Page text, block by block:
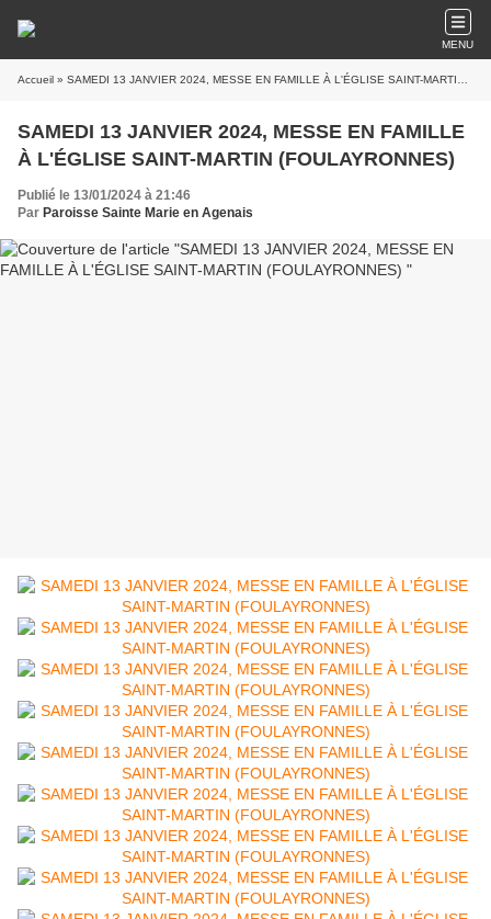
MENU
Accueil » SAMEDI 13 JANVIER 2024, MESSE EN FAMILLE À L'ÉGLISE SAINT-MARTIN (FOULAYRONNES)
SAMEDI 13 JANVIER 2024, MESSE EN FAMILLE
À L'ÉGLISE SAINT-MARTIN (FOULAYRONNES)
Publié le 13/01/2024 à 21:46
Par Paroisse Sainte Marie en Agenais